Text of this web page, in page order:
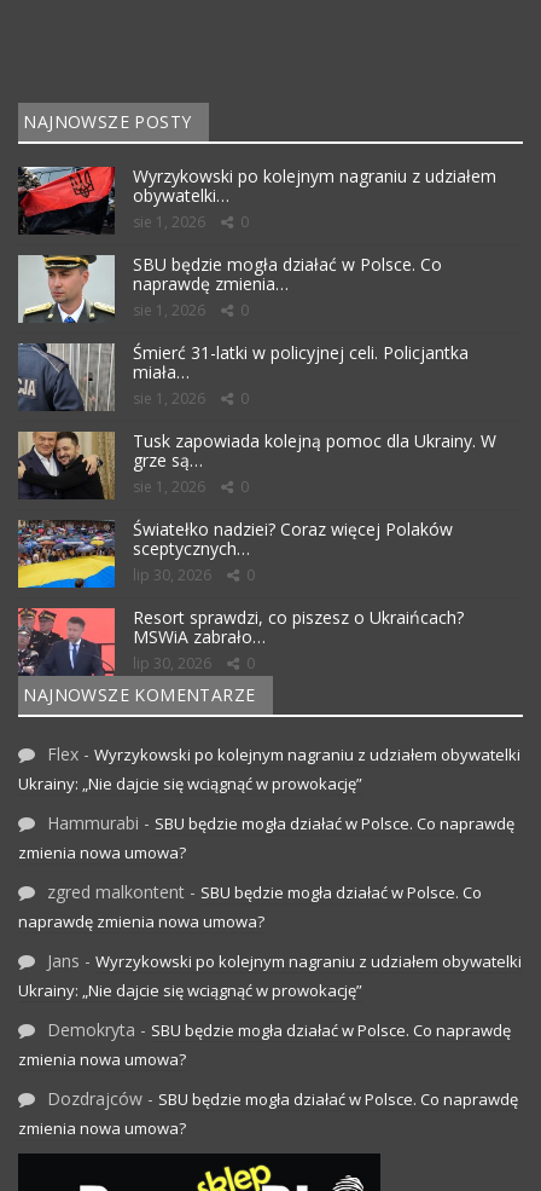
NAJNOWSZE POSTY
Wyrzykowski po kolejnym nagraniu z udziałem
obywatelki…
sie 1, 2026 0
SBU będzie mogła działać w Polsce. Co
naprawdę zmienia…
sie 1, 2026 0
Śmierć 31-latki w policyjnej celi. Policjantka
miała…
sie 1, 2026 0
Tusk zapowiada kolejną pomoc dla Ukrainy. W
grze są…
sie 1, 2026 0
Światełko nadziei? Coraz więcej Polaków
sceptycznych…
lip 30, 2026 0
Resort sprawdzi, co piszesz o Ukraińcach?
MSWiA zabrało…
lip 30, 2026 0
NAJNOWSZE KOMENTARZE
Flex - Wyrzykowski po kolejnym nagraniu z udziałem obywatelki
Ukrainy: „Nie dajcie się wciągnąć w prowokację”
Hammurabi - SBU będzie mogła działać w Polsce. Co naprawdę
zmienia nowa umowa?
zgred malkontent - SBU będzie mogła działać w Polsce. Co
naprawdę zmienia nowa umowa?
Jans - Wyrzykowski po kolejnym nagraniu z udziałem obywatelki
Ukrainy: „Nie dajcie się wciągnąć w prowokację”
Demokryta - SBU będzie mogła działać w Polsce. Co naprawdę
zmienia nowa umowa?
Dozdrajców - SBU będzie mogła działać w Polsce. Co naprawdę
zmienia nowa umowa?